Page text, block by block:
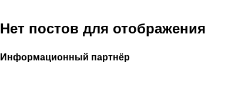
Птицеводство
Нет постов для отображения
Информационный партнёр